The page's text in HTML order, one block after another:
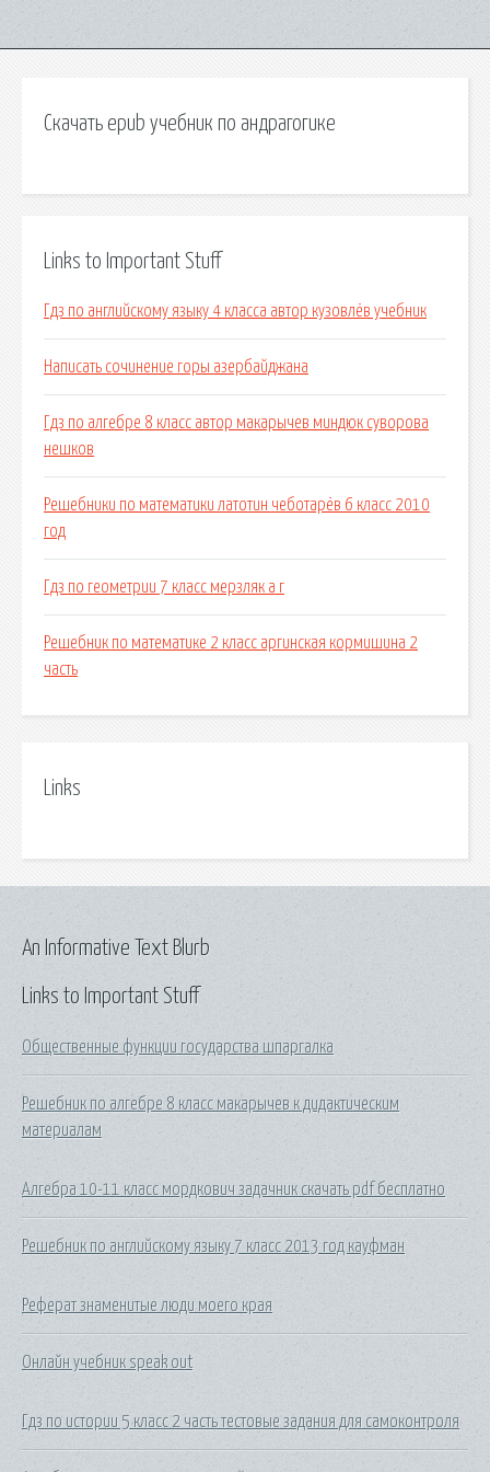
Скачать epub учебник по андрагогике
Links to Important Stuff
Гдз по английскому языку 4 класса автор кузовлёв учебник
Написать сочинение горы азербайджана
Гдз по алгебре 8 класс автор макарычев миндюк суворова
нешков
Решебники по математики латотин чеботарёв 6 класс 2010
год
Гдз по геометрии 7 класс мерзляк а г
Решебник по математике 2 класс аргинская кормишина 2
часть
Links
Links to Important Stuff
Общественные функции государства шпаргалка
Решебник по алгебре 8 класс макарычев к дидактическим
материалам
Алгебра 10-11 класс мордкович задачник скачать pdf бесплатно
Решебник по английскому языку 7 класс 2013 год кауфман
Реферат знаменитые люди моего края
Онлайн учебник speak out
Гдз по истории 5 класс 2 часть тестовые задания для самоконтроля
An Informative Text Blurb